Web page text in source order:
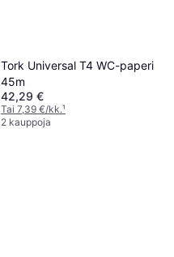
Tork Universal T4 WC-paperi
45m
42,29 €
Tai 7,39 €/kk.¹
2 kauppoja